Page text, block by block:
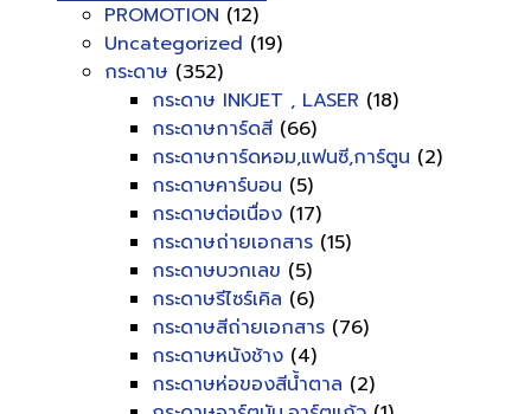
PROMOTION (12)
Uncategorized (19)
กระดาษ (352)
กระดาษ INKJET , LASER (18)
กระดาษการ์ดสี (66)
กระดาษการ์ดหอม,แฟนซี,การ์ตูน (2)
กระดาษคาร์บอน (5)
กระดาษต่อเนื่อง (17)
กระดาษถ่ายเอกสาร (15)
กระดาษบวกเลข (5)
กระดาษรีไซร์เคิล (6)
กระดาษสีถ่ายเอกสาร (76)
กระดาษหนังช้าง (4)
กระดาษห่อของสีน้ำตาล (2)